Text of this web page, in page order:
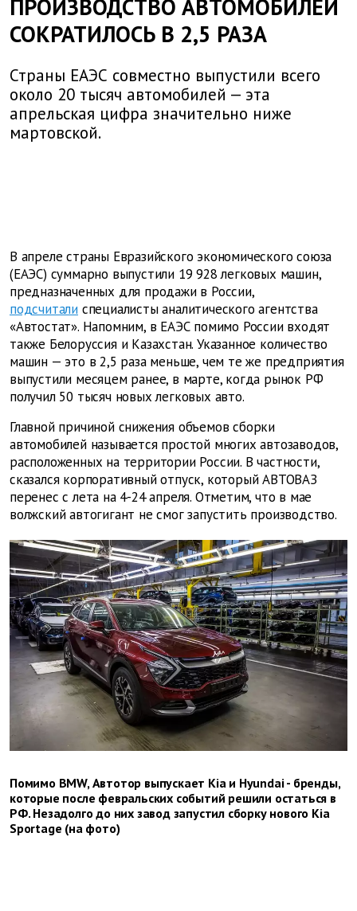
ПРОИЗВОДСТВО АВТОМОБИЛЕЙ
СОКРАТИЛОСЬ В 2,5 РАЗА
Страны ЕАЭС совместно выпустили всего
около 20 тысяч автомобилей — эта
апрельская цифра значительно ниже
мартовской.
В апреле страны Евразийского экономического союза
(ЕАЭС) суммарно выпустили 19 928 легковых машин,
предназначенных для продажи в России,
подсчитали специалисты аналитического агентства
«Автостат». Напомним, в ЕАЭС помимо России входят
также Белоруссия и Казахстан. Указанное количество
машин — это в 2,5 раза меньше, чем те же предприятия
выпустили месяцем ранее, в марте, когда рынок РФ
получил 50 тысяч новых легковых авто.
Главной причиной снижения объемов сборки
автомобилей называется простой многих автозаводов,
расположенных на территории России. В частности,
сказался корпоративный отпуск, который АВТОВАЗ
перенес с лета на 4-24 апреля. Отметим, что в мае
волжский автогигант не смог запустить производство.
Помимо BMW, Автотор выпускает Kia и Hyundai - бренды,
которые после февральских событий решили остаться в
РФ. Незадолго до них завод запустил сборку нового Kia
Sportage (на фото)